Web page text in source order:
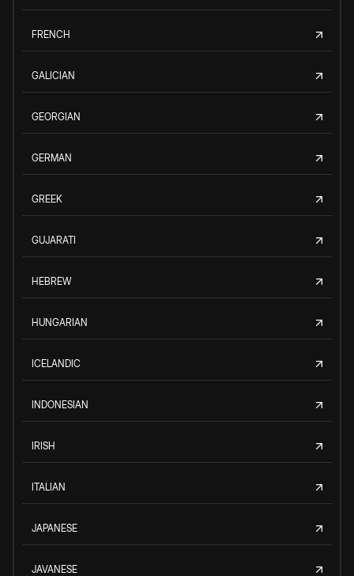
FRENCH
GALICIAN
GEORGIAN
GERMAN
GREEK
GUJARATI
HEBREW
HUNGARIAN
ICELANDIC
INDONESIAN
IRISH
ITALIAN
JAPANESE
JAVANESE